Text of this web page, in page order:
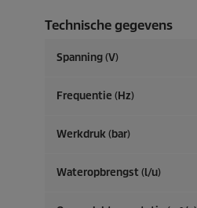
Technische gegevens
Spanning (V)
Frequentie (Hz)
Werkdruk (bar)
Wateropbrengst (l/u)